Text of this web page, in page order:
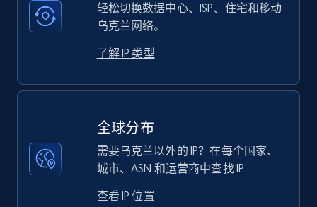
轻松切换数据中心、ISP、住宅和移动
乌克兰网络。
了解 IP 类型
全球分布
需要乌克兰以外的 IP？在每个国家、
城市、ASN 和运营商中查找 IP
查看 IP 位置